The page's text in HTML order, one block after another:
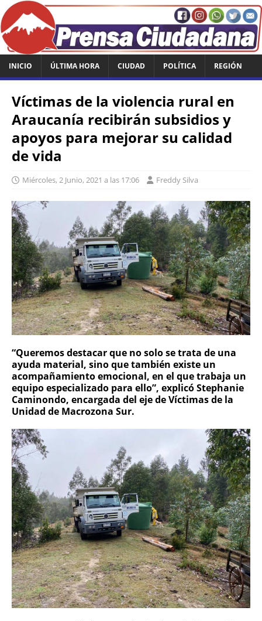
INICIO ÚLTIMA HORA CIUDAD POLÍTICA REGIÓN
Víctimas de la violencia rural en
Araucanía recibirán subsidios y
apoyos para mejorar su calidad
de vida
Miércoles, 2 Junio, 2021 a las 17:06 Freddy Silva
“Queremos destacar que no solo se trata de una
ayuda material, sino que también existe un
acompañamiento emocional, en el que trabaja un
equipo especializado para ello”, explicó Stephanie
Caminondo, encargada del eje de Víctimas de la
Unidad de Macrozona Sur.